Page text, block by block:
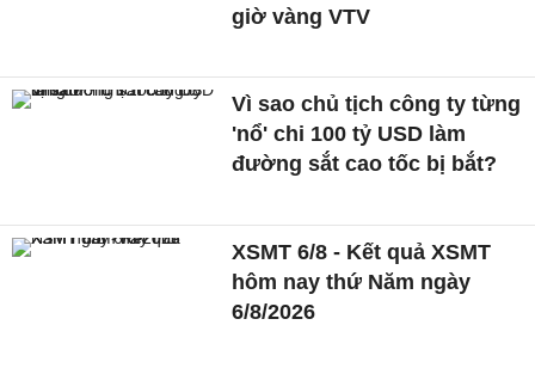
giờ vàng VTV
Vì sao chủ tịch công ty từng
'nổ' chi 100 tỷ USD làm
đường sắt cao tốc bị bắt?
XSMT 6/8 - Kết quả XSMT
hôm nay thứ Năm ngày
6/8/2026